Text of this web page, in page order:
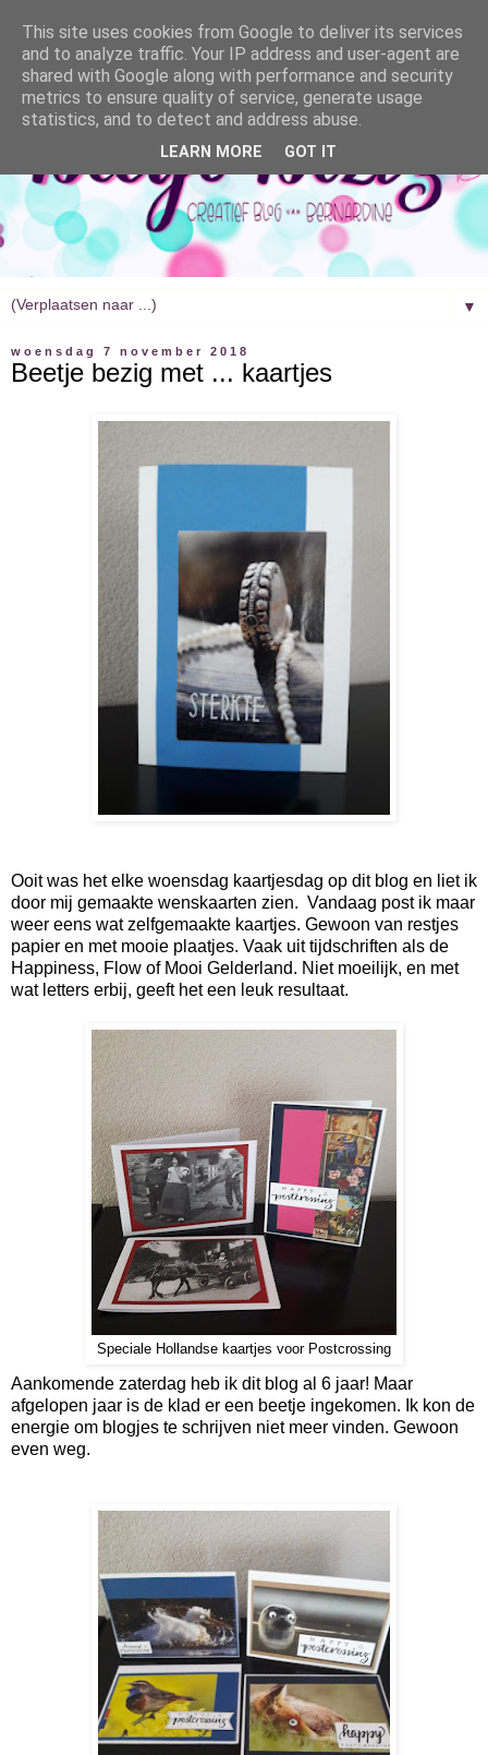
▼
woensdag 7 november 2018
Beetje bezig met ... kaartjes
Ooit was het elke woensdag kaartjesdag op dit blog en liet ik
door mij gemaakte wenskaarten zien. Vandaag post ik maar
weer eens wat zelfgemaakte kaartjes. Gewoon van restjes
papier en met mooie plaatjes. Vaak uit tijdschriften als de
Happiness, Flow of Mooi Gelderland. Niet moeilijk, en met
wat letters erbij, geeft het een leuk resultaat.
Speciale Hollandse kaartjes voor Postcrossing
Aankomende zaterdag heb ik dit blog al 6 jaar! Maar
afgelopen jaar is de klad er een beetje ingekomen. Ik kon de
energie om blogjes te schrijven niet meer vinden. Gewoon
even weg.
This site uses cookies from Google to deliver its services
and to analyze traffic. Your IP address and user-agent are
shared with Google along with performance and security
metrics to ensure quality of service, generate usage
statistics, and to detect and address abuse.
LEARN MORE GOT IT